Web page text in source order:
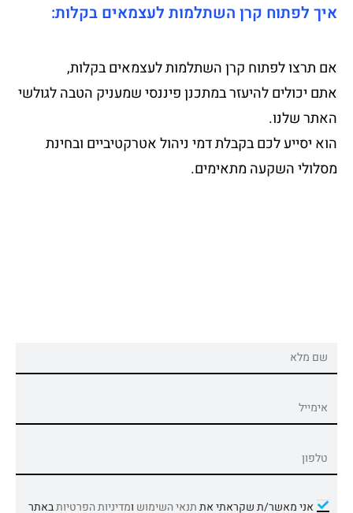
איך לפתוח קרן השתלמות לעצמאים בקלות:
אם תרצו לפתוח קרן השתלמות לעצמאים בקלות,
אתם יכולים להיעזר במתכנן פיננסי שמעניק הטבה לגולשי
האתר שלנו.
הוא יסייע לכם בקבלת דמי ניהול אטרקטיביים ובחינת
מסלולי השקעה מתאימים.
אני מאשר/ת שקראתי אתתנאי השימוש ומדיניות הפרטיותבאתר